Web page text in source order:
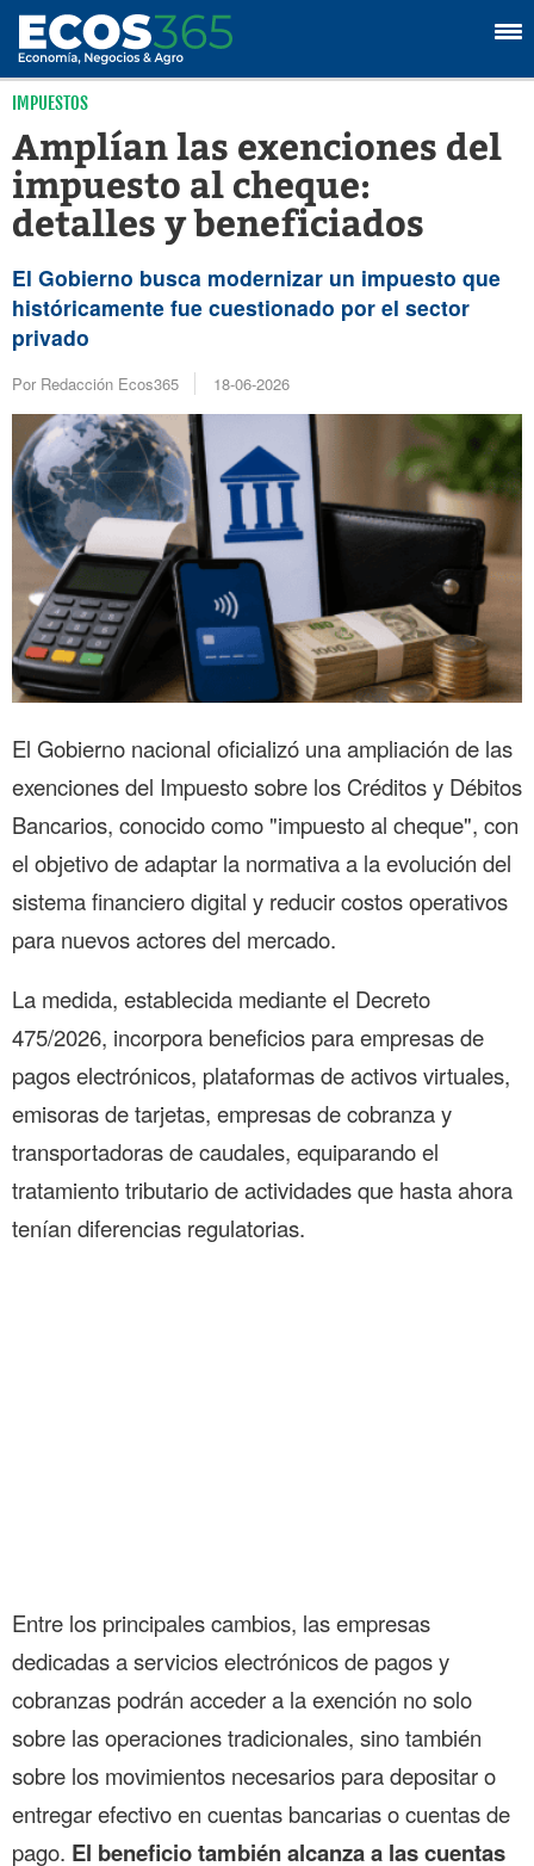
IMPUESTOS
Amplían las exenciones del
impuesto al cheque:
detalles y beneficiados
El Gobierno busca modernizar un impuesto que
históricamente fue cuestionado por el sector
privado
Por Redacción Ecos365 18-06-2026
El Gobierno nacional oficializó una ampliación de las
exenciones del Impuesto sobre los Créditos y Débitos
Bancarios, conocido como "impuesto al cheque", con
el objetivo de adaptar la normativa a la evolución del
sistema financiero digital y reducir costos operativos
para nuevos actores del mercado.
La medida, establecida mediante el Decreto
475/2026, incorpora beneficios para empresas de
pagos electrónicos, plataformas de activos virtuales,
emisoras de tarjetas, empresas de cobranza y
transportadoras de caudales, equiparando el
tratamiento tributario de actividades que hasta ahora
tenían diferencias regulatorias.
Entre los principales cambios, las empresas
dedicadas a servicios electrónicos de pagos y
cobranzas podrán acceder a la exención no solo
sobre las operaciones tradicionales, sino también
sobre los movimientos necesarios para depositar o
entregar efectivo en cuentas bancarias o cuentas de
pago. El beneficio también alcanza a las cuentas